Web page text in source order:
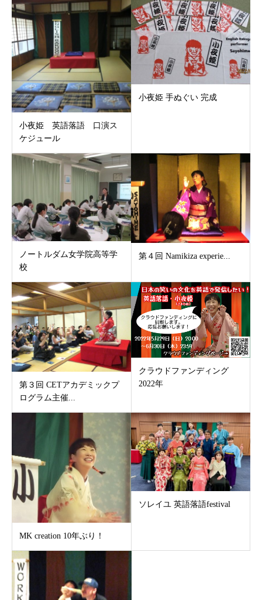
小夜姫 英語落語 口演ス
ケジュール
小夜姫 手ぬぐい 完成
ノートルダム女学院高等学
校
第４回 Namikiza experie...
第３回 CETアカデミックプ
ログラム主催...
クラウドファンディング
2022年
MK creation 10年ぶり！
ソレイユ 英語落語festival